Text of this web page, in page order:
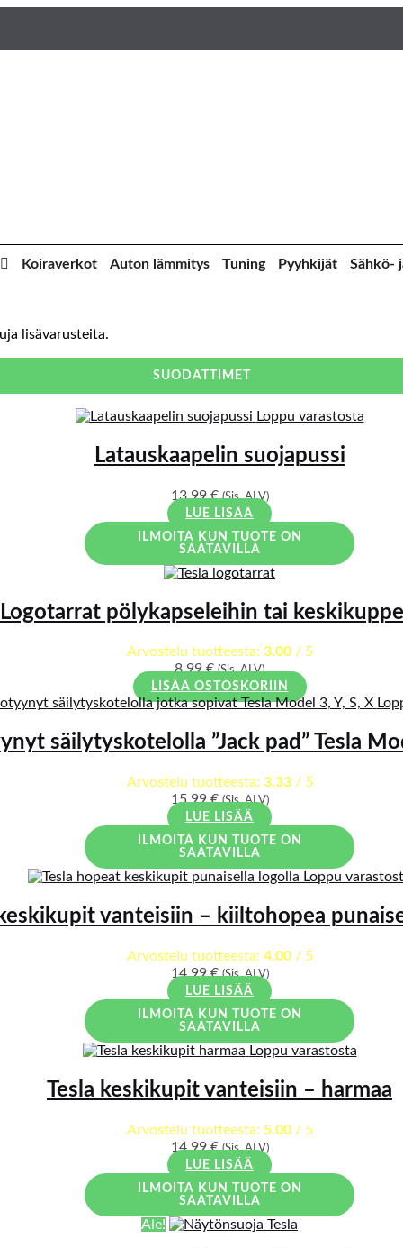
Koiraverkot Auton lämmitys Tuning Pyyhkijät Sähkö-
lisävarusteita.
SUODATTIMET
Loppu varastosta
Latauskaapelin suojapussi
13,99€ (Sis. ALV)
LUE LISÄÄ
ILMOITA KUN TUOTE ON
SAATAVILLA
Logotarrat pölykapseleihin tai
Arvostelu tuotteesta: 3.00/ 5
8,99€ (Sis. ALV)
LISÄÄ OSTOSKORIIN
säilytyskotelolla ”Jack pad” Tesla
Arvostelu tuotteesta: 3.33/ 5
15,99€ (Sis. ALV)
LUE LISÄÄ
ILMOITA KUN TUOTE ON
SAATAVILLA
Loppu
vanteisiin – kiiltohopea
Arvostelu tuotteesta: 4.00/ 5
14,99€ (Sis. ALV)
LUE LISÄÄ
ILMOITA KUN TUOTE ON
SAATAVILLA
Loppu varastosta
Tesla keskikupit vanteisiin – harmaa
Arvostelu tuotteesta: 5.00/ 5
14,99€ (Sis. ALV)
LUE LISÄÄ
ILMOITA KUN TUOTE ON
SAATAVILLA
Ale!